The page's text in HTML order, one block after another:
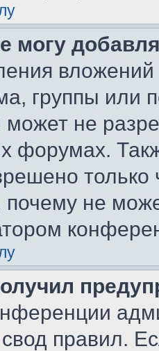
могу
группы или
не
форумах.
почему не
правил.